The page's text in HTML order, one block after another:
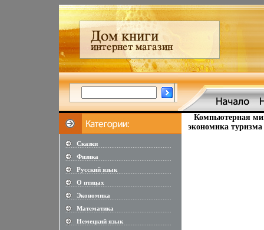
Сказки
............................................................
Физика
............................................................
Русский язык
............................................................
О птицах
............................................................
Экономика
............................................................
Математика
............................................................
Немецкий язык
............................................................
Компьютерная
экономика